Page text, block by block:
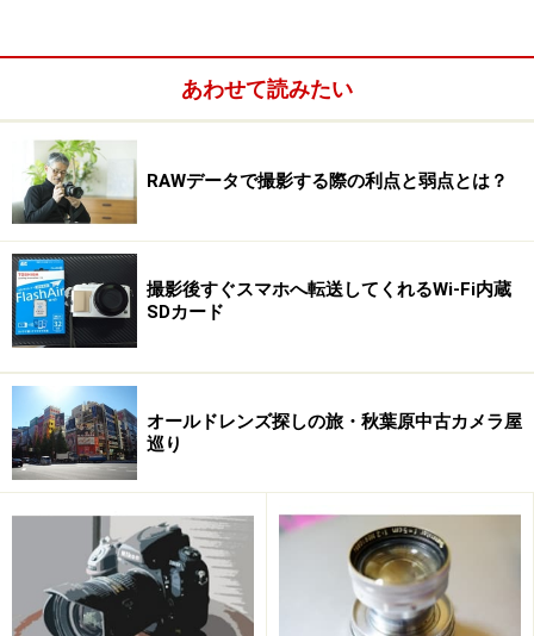
高さを感じさせる最大の要因だろう。
デジタル一眼だからといって身構える必要はなく、ただシャ
ッターを押してみるのが吉
あわせて読みたい
RAWデータで撮影する際の利点と弱点とは？
撮影後すぐスマホへ転送してくれるWi-Fi内蔵
SDカード
オールドレンズ探しの旅・秋葉原中古カメラ屋
巡り